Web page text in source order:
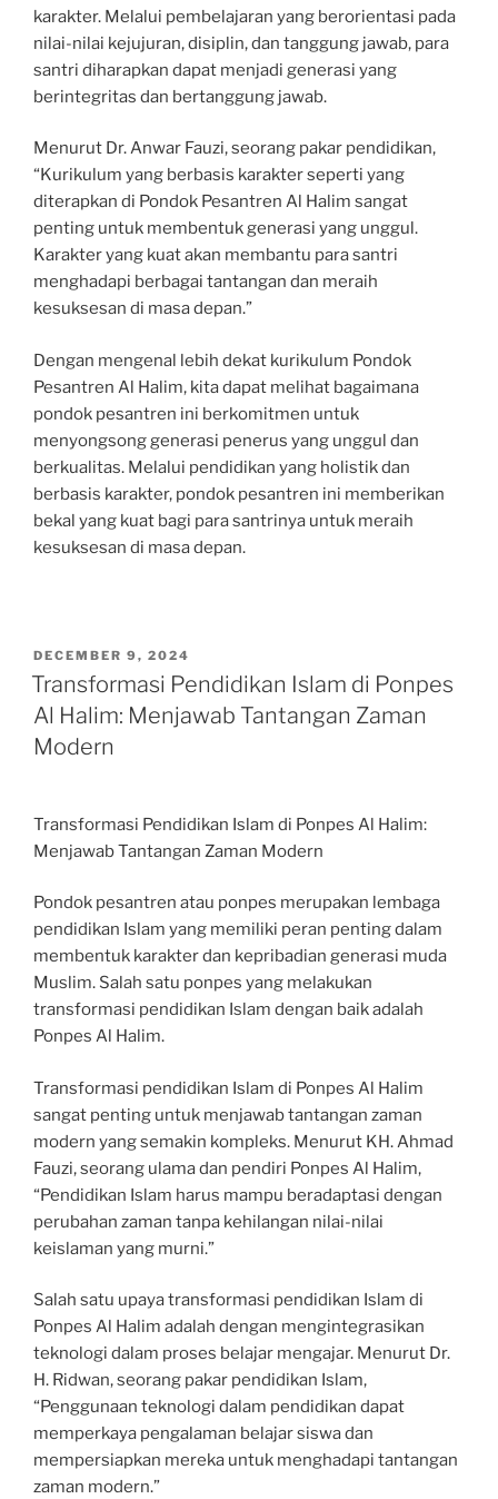
karakter. Melalui pembelajaran yang berorientasi pada
nilai-nilai kejujuran, disiplin, dan tanggung jawab, para
santri diharapkan dapat menjadi generasi yang
berintegritas dan bertanggung jawab.
Menurut Dr. Anwar Fauzi, seorang pakar pendidikan,
“Kurikulum yang berbasis karakter seperti yang
diterapkan di Pondok Pesantren Al Halim sangat
penting untuk membentuk generasi yang unggul.
Karakter yang kuat akan membantu para santri
menghadapi berbagai tantangan dan meraih
kesuksesan di masa depan.”
Dengan mengenal lebih dekat kurikulum Pondok
Pesantren Al Halim, kita dapat melihat bagaimana
pondok pesantren ini berkomitmen untuk
menyongsong generasi penerus yang unggul dan
berkualitas. Melalui pendidikan yang holistik dan
berbasis karakter, pondok pesantren ini memberikan
bekal yang kuat bagi para santrinya untuk meraih
kesuksesan di masa depan.
POSTED
ON
DECEMBER 9, 2024
Transformasi Pendidikan Islam di Ponpes
Al Halim: Menjawab Tantangan Zaman
Modern
Transformasi Pendidikan Islam di Ponpes Al Halim:
Menjawab Tantangan Zaman Modern
Pondok pesantren atau ponpes merupakan lembaga
pendidikan Islam yang memiliki peran penting dalam
membentuk karakter dan kepribadian generasi muda
Muslim. Salah satu ponpes yang melakukan
transformasi pendidikan Islam dengan baik adalah
Ponpes Al Halim.
Transformasi pendidikan Islam di Ponpes Al Halim
sangat penting untuk menjawab tantangan zaman
modern yang semakin kompleks. Menurut KH. Ahmad
Fauzi, seorang ulama dan pendiri Ponpes Al Halim,
“Pendidikan Islam harus mampu beradaptasi dengan
perubahan zaman tanpa kehilangan nilai-nilai
keislaman yang murni.”
Salah satu upaya transformasi pendidikan Islam di
Ponpes Al Halim adalah dengan mengintegrasikan
teknologi dalam proses belajar mengajar. Menurut Dr.
H. Ridwan, seorang pakar pendidikan Islam,
“Penggunaan teknologi dalam pendidikan dapat
memperkaya pengalaman belajar siswa dan
mempersiapkan mereka untuk menghadapi tantangan
zaman modern.”